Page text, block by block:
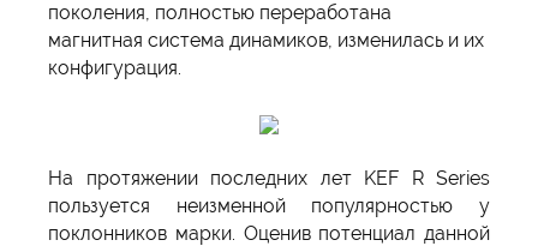
поколения, полностью переработана
магнитная система динамиков, изменилась и их
конфигурация.
На протяжении последних лет KEF R Series
пользуется неизменной популярностью у
поклонников марки. Оценив потенциал данной